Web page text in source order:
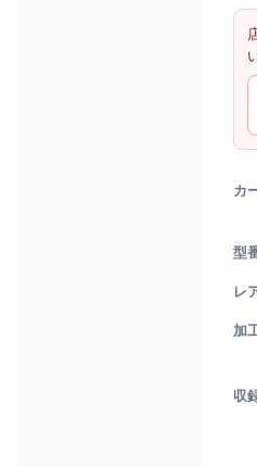
カ
型
レ
加
収